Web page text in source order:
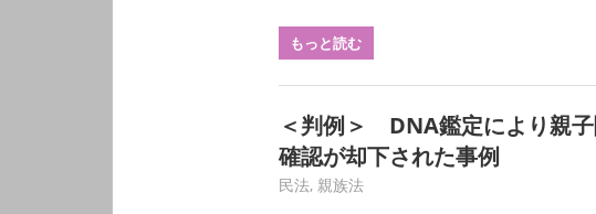
もっと読む
＜判例＞ DNA鑑定により親
確認が却下された事例
3月 11, 2020
HY
民法, 親族法